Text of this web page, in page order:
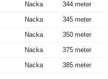
Nacka 344 meter
Nacka 345 meter
Nacka 350 meter
Nacka 375 meter
Nacka 385 meter